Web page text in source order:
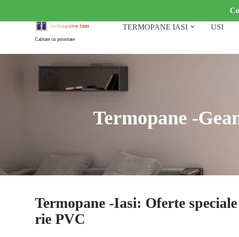
Calitate cu prioritate
TERMOPANE IASI USI
Termopane -
Termopane -Iasi: Oferte
rie PVC